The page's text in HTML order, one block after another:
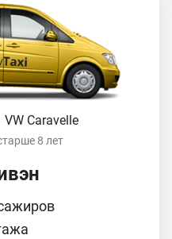
VW Caravelle
8 лет